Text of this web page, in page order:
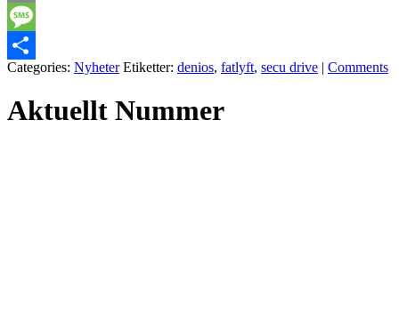
Email
Message
Dela
Categories: Nyheter Etiketter: denios, fatlyft, secu drive | Comments
Aktuellt Nummer